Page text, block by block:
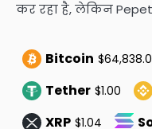
कर रहा है, लेकिन
Bitcoin
Tether $1.00
XRP $1.04